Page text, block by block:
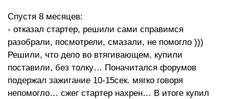
Спустя 8 месяцев:
- отказал стартер, решили сами справимся
разобрали, посмотрели, смазали, не помогло )))
Решили, что дело во втягивающем, купили
поставили, без толку… Поначитался форумов
подержал зажигание 10-15сек. мягко говоря
непомогло… сжег стартер нахрен… В итоге купил